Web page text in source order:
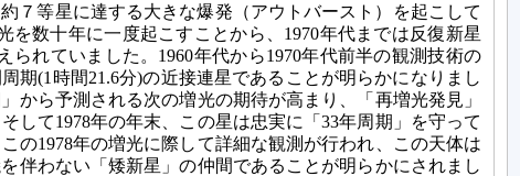
７等星に達する大きな爆発（アウトバースト）を起こして
を数十年に一度起こすことから、1970年代までは反復新星
られていました。1960年代から1970年代前半の観測技術の
期(1時間21.6分)の近接連星であることが明らかになりまし
から予測される次の増光の期待が高まり、「再増光発見」
して1978年の年末、この星は忠実に「33年周期」を守って
の1978年の増光に際して詳細な観測が行われ、この天体は
伴わない「矮新星」の仲間であることが明らかにされまし